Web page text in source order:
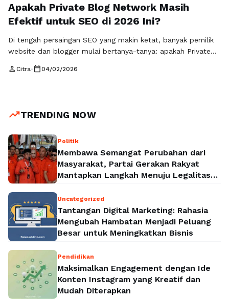
Apakah Private Blog Network Masih
Efektif untuk SEO di 2026 Ini?
Di tengah persaingan SEO yang makin ketat, banyak pemilik
website dan blogger mulai bertanya-tanya: apakah Private
Jawaban jujurnya, PBN masih sangat efektif kalau digunakan
Rajabacklink.com hadir …
person Citra• calendar_today04/02/2026
trending_upTRENDING NOW
Politik
Membawa Semangat Perubahan dari
Masyarakat, Partai Gerakan Rakyat
Mantapkan Langkah Menuju Legalitas
Uncategorized
Tantangan Digital Marketing: Rahasia
Mengubah Hambatan Menjadi Peluang
Besar untuk Meningkatkan Bisnis
Pendidikan
Maksimalkan Engagement dengan Ide
Konten Instagram yang Kreatif dan
Mudah Diterapkan